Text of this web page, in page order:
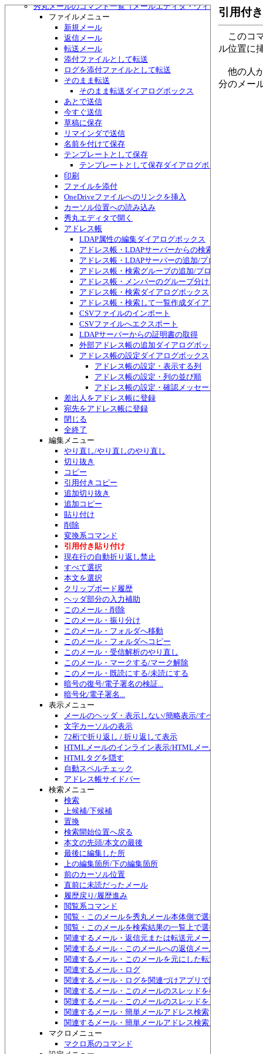
秀丸メールのコマンド一覧（メールエディタ・ウィンドウ）
ファイルメニュー
新規メール
返信メール
転送メール
添付ファイルとして転送
ログを添付ファイルとして転送
そのまま転送
そのまま転送ダイアログボックス
あとで送信
今すぐ送信
草稿に保存
リマインダで送信
名前を付けて保存
テンプレートとして保存
テンプレートとして保存ダイアログボックス
印刷
ファイルを添付
OneDriveファイルへのリンクを挿入
カーソル位置への読み込み
秀丸エディタで開く
アドレス帳
LDAP属性の編集ダイアログボックス
アドレス帳・LDAPサーバーからの検索ダイアログボ
アドレス帳・LDAPサーバーの追加/プロパティダイ
アドレス帳・検索グループの追加/プロパティダイア
アドレス帳・メンバーのグループ分けダイアログボ
アドレス帳・検索ダイアログボックス
アドレス帳・検索して一覧作成ダイアログボックス
CSVファイルのインポート
CSVファイルへエクスポート
LDAPサーバーからの証明書の取得
外部アドレス帳の追加ダイアログボックス
アドレス帳の設定ダイアログボックス
アドレス帳の設定・表示する列
アドレス帳の設定・列の並び順
アドレス帳の設定・確認メッセージ
差出人をアドレス帳に登録
宛先をアドレス帳に登録
閉じる
全終了
編集メニュー
やり直し/やり直しのやり直し
切り抜き
コピー
引用付きコピー
追加切り抜き
追加コピー
貼り付け
削除
変換系コマンド
引用付き貼り付け
現在行の自動折り返し禁止
すべて選択
本文を選択
クリップボード履歴
ヘッダ部分の入力補助
このメール・削除
このメール・振り分け
このメール・フォルダへ移動
このメール・フォルダへコピー
このメール・受信解析のやり直し
このメール・マークする/マーク解除
このメール・既読にする/未読にする
暗号の復号/電子署名の検証...
暗号化/電子署名...
表示メニュー
メールのヘッダ・表示しない/簡略表示/すべて表示/切り
文字カーソルの表示
72桁で折り返し / 折り返して表示
HTMLメールのインライン表示/HTMLメール編集
HTMLタグを隠す
自動スペルチェック
アドレス帳サイドバー
検索メニュー
検索
上候補/下候補
置換
検索開始位置へ戻る
本文の先頭/本文の最後
最後に編集した所
上の編集箇所/下の編集箇所
前のカーソル位置
直前に未読だったメール
履歴戻り/履歴進み
閲覧系コマンド
閲覧・このメールを秀丸メール本体側で選択する
閲覧・このメールを検索結果の一覧上で選択する
関連するメール・返信元または転送元メール
関連するメール・このメールへの返信メール
関連するメール・このメールを元にした転送メール
関連するメール・ログ
関連するメール・ログを関連づけアプリで開く
関連するメール・このメールのスレッドを検索
関連するメール・このメールのスレッドをメニュー表示
関連するメール・簡単メールアドレス検索
関連するメール・簡単メールアドレス検索メニュー表示
マクロメニュー
マクロ系のコマンド
引用付
このコ
ル位置に
他の人
分のメー